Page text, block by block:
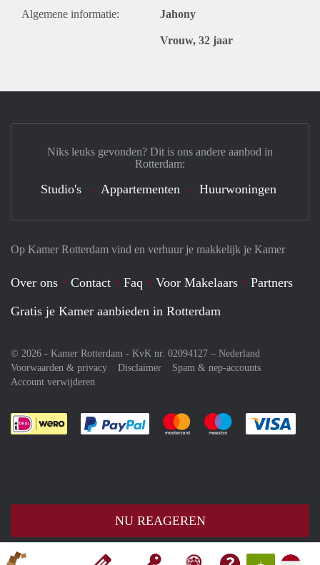
Algemene informatie: Jahony
Vrouw, 32 jaar
NU REAGEREN
Op Kamer Rotterdam vind en verhuur je makkelijk je Kamer
Over ons Contact Faq Voor Makelaars
Partners
Gratis je Kamer aanbieden in Rotterdam
© 2026 - Kamer Rotterdam - KvK nr. 02094127 – Nederland
Voorwaarden & privacy
Disclaimer
Spam & nep-accounts
Account verwijderen
Je rekent gemakkelijk af met Paypal
Je rekent gemakkelijk af met
Je rekent
Niks leuks gevonden? Dit is ons andere aanbod in
Rotterdam:
Studio's Appartementen Huurwoningen